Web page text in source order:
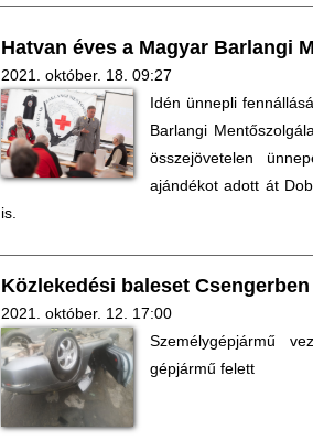
Hatvan éves a Magyar Barlangi
2021. október. 18. 09:27
Idén ünnepli
Barlangi
összejövetelen
ajándékot adott át
is.
Közlekedési baleset Csengerben
2021. október. 12. 17:00
Személygépjármű
gépjármű felett